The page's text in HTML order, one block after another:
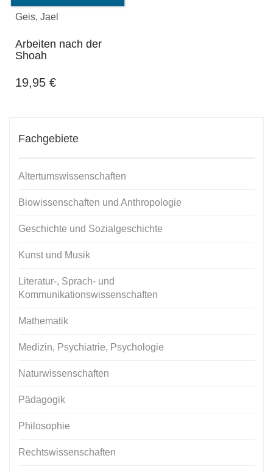
Geis, Jael
Arbeiten nach der
Shoah
19,95 €
Fachgebiete
Altertumswissenschaften
Biowissenschaften und Anthropologie
Geschichte und Sozialgeschichte
Kunst und Musik
Literatur-, Sprach- und
Kommunikationswissenschaften
Mathematik
Medizin, Psychiatrie, Psychologie
Naturwissenschaften
Pädagogik
Philosophie
Rechtswissenschaften